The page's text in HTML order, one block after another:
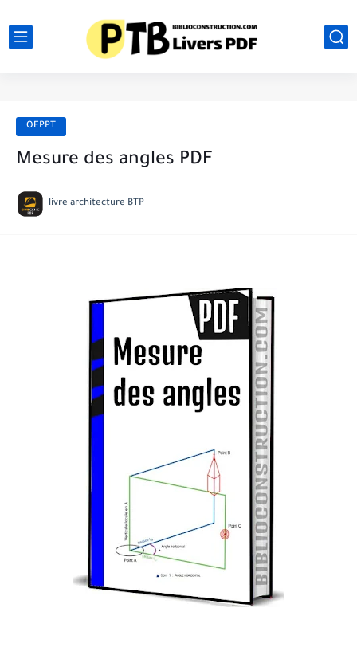
OFPPT
Mesure des angles PDF
livre architecture BTP